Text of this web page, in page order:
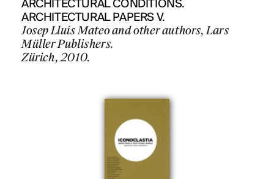
ARCHITECTURAL CONDITIONS.
ARCHITECTURAL PAPERS V.
Josep Lluís Mateo and other authors, Lars
Müller Publishers.
Zürich, 2010.